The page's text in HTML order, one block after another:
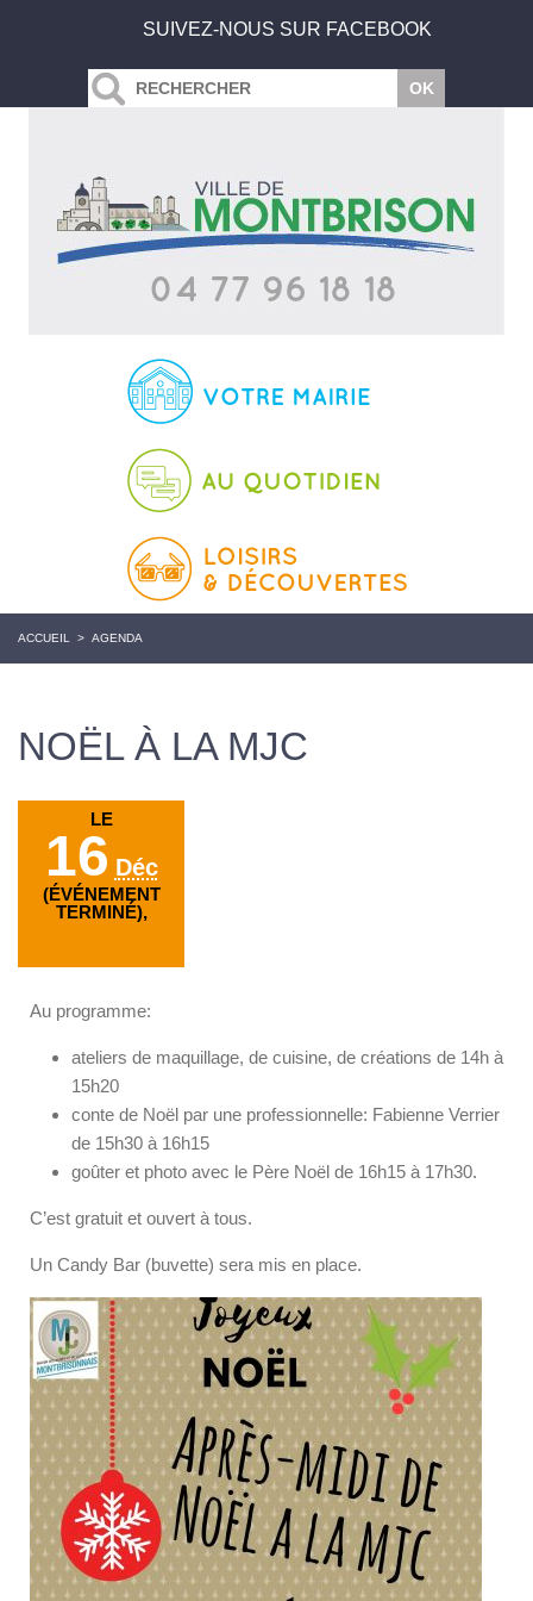
SUIVEZ-NOUS SUR FACEBOOK
ACCUEIL > AGENDA
NOËL À LA MJC
LE
16 Déc
(ÉVÉNEMENT
TERMINÉ),
Au programme:
ateliers de maquillage, de cuisine, de créations de 14h à
15h20
conte de Noël par une professionnelle: Fabienne Verrier
de 15h30 à 16h15
goûter et photo avec le Père Noël de 16h15 à 17h30.
C’est gratuit et ouvert à tous.
Un Candy Bar (buvette) sera mis en place.